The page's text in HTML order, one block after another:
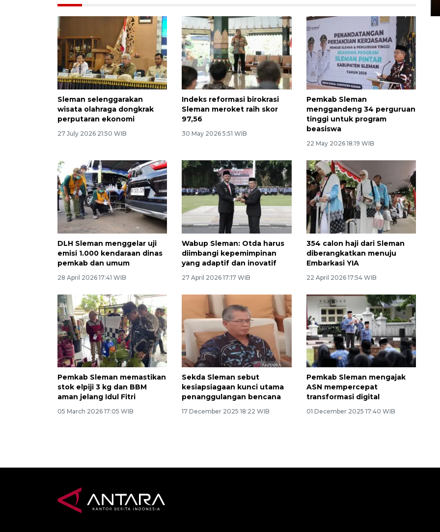
Sleman selenggarakan
wisata olahraga dongkrak
perputaran ekonomi
27 July 2026 21:50 WIB
Indeks reformasi birokrasi
Sleman meroket raih skor
97,56
30 May 2026 5:51 WIB
Pemkab Sleman
menggandeng 34 perguruan
tinggi untuk program
beasiswa
22 May 2026 18:19 WIB
DLH Sleman menggelar uji
emisi 1.000 kendaraan dinas
pemkab dan umum
28 April 2026 17:41 WIB
Wabup Sleman: Otda harus
diimbangi kepemimpinan
yang adaptif dan inovatif
27 April 2026 17:17 WIB
354 calon haji dari Sleman
diberangkatkan menuju
Embarkasi YIA
22 April 2026 17:54 WIB
Pemkab Sleman memastikan
stok elpiji 3 kg dan BBM
aman jelang Idul Fitri
05 March 2026 17:05 WIB
Sekda Sleman sebut
kesiapsiagaan kunci utama
penanggulangan bencana
17 December 2025 18:22 WIB
Pemkab Sleman mengajak
ASN mempercepat
transformasi digital
01 December 2025 17:40 WIB